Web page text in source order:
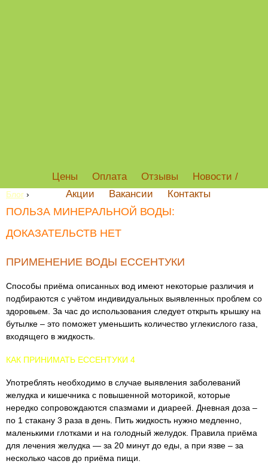
Цены Оплата Отзывы
Новости /
Акции
Вакансии Контакты
Блог ›
ПОЛЬЗА МИНЕРАЛЬНОЙ ВОДЫ:
ДОКАЗАТЕЛЬСТВ НЕТ
ПРИМЕНЕНИЕ ВОДЫ ЕССЕНТУКИ
Способы приёма описанных вод имеют некоторые различия и
подбираются с учётом индивидуальных выявленных проблем со
здоровьем. За час до использования следует открыть крышку на
бутылке – это поможет уменьшить количество углекислого газа,
входящего в жидкость.
КАК ПРИНИМАТЬ ЕССЕНТУКИ 4
Употреблять необходимо в случае выявления заболеваний
желудка и кишечника с повышенной моторикой, которые
нередко сопровождаются спазмами и диареей. Дневная доза –
по 1 стакану 3 раза в день. Пить жидкость нужно медленно,
маленькими глотками и на голодный желудок. Правила приёма
для лечения желудка — за 20 минут до еды, а при язве – за
несколько часов до приёма пищи.